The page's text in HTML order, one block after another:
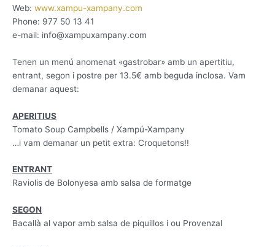
Web: www.xampu-xampany.com
Phone: 977 50 13 41
e-mail: info@xampuxampany.com
Tenen un menú anomenat «gastrobar» amb un apertitiu,
entrant, segon i postre per 13.5€ amb beguda inclosa. Vam
demanar aquest:
APERITIUS
Tomato Soup Campbells / Xampú-Xampany
…i vam demanar un petit extra: Croquetons!!
ENTRANT
Raviolis de Bolonyesa amb salsa de formatge
SEGON
Bacallà al vapor amb salsa de piquillos i ou Provenzal